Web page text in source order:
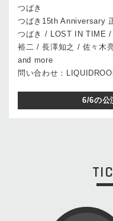
つばき
つばき15th Anniversary
つばき / LOST IN TIME
裕二 / 長澤知之 / 佐々木
and more
問い合わせ：
6/6の公